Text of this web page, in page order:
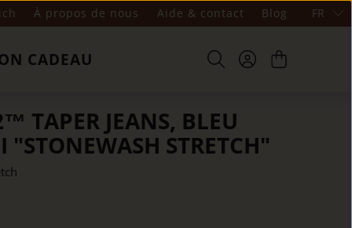
À propos de nous Aide & contact Blog FR
CADEAU
TAPER JEANS, BLEU
STRETCH"